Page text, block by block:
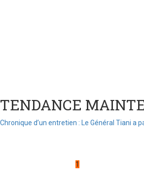
TENDANCE
Chronique d’un entretien : Le Général Tiani a
1